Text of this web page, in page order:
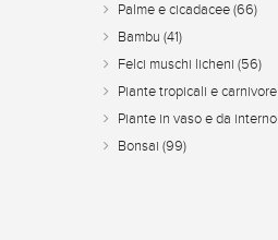
Palme e cicadacee (66)
Bambu (41)
Felci muschi licheni (56)
Piante tropicali e carnivore
Piante in vaso e da interno
Bonsai (99)